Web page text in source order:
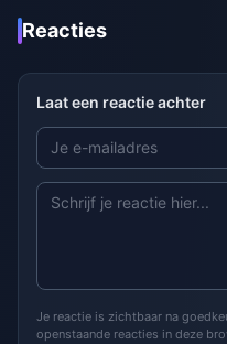
Reacties
Laat een reactie achter
Je reactie is zichtbaar na
openstaande reacties in deze